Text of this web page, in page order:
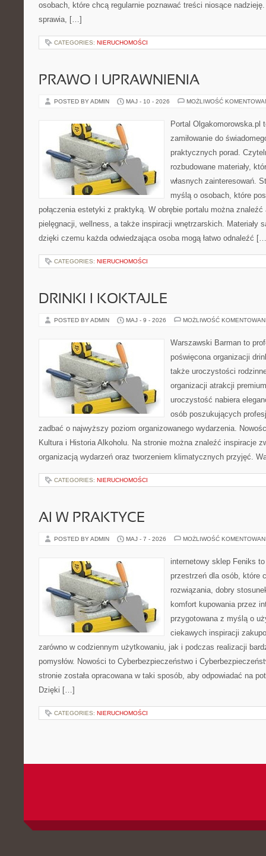
osobach, które chcą regularnie poznawać treści niosące nadzieję.
sprawia, […]
CATEGORIES: NIERUCHOMOŚCI
PRAWO I UPRAWNIENIA
POSTED BY ADMIN MAJ - 10 - 2026 MOŻLIWOŚĆ
Portal Olgakomorowska.pl
zamiłowanie do
praktycznych porad.
rozbudowane materiały,
własnych zainteresowań.
myślą o osobach, które
połączenia estetyki z praktyką. W obrębie portalu można
pielęgnacji, wellness, a także inspiracji wnętrzarskich. Materiały
dzięki czemu każda odwiedzająca osoba mogą łatwo odnaleźć
CATEGORIES: NIERUCHOMOŚCI
DRINKI I KOKTAJLE
POSTED BY ADMIN MAJ - 9 - 2026 MOŻLIWOŚĆ
Warszawski Barman to
poświęcona organizacji
także uroczystości
organizacji atrakcji
uroczystość nabiera
osób poszukujących
zadbać o najwyższy poziom organizowanego wydarzenia.
Kultura i Historia Alkoholu. Na stronie można znaleźć inspiracje
organizacją wydarzeń oraz tworzeniem klimatycznych przyjęć.
CATEGORIES: NIERUCHOMOŚCI
AI W PRAKTYCE
POSTED BY ADMIN MAJ - 7 - 2026 MOŻLIWOŚĆ
internetowy sklep Feniks
przestrzeń dla osób, które
rozwiązania, dobry
komfort kupowania przez
przygotowana z myślą o
ciekawych inspiracji
zarówno w codziennym użytkowaniu, jak i podczas realizacji
pomysłów. Nowości to Cyberbezpieczeństwo i
stronie została opracowana w taki sposób, aby odpowiadać na
Dzięki […]
CATEGORIES: NIERUCHOMOŚCI